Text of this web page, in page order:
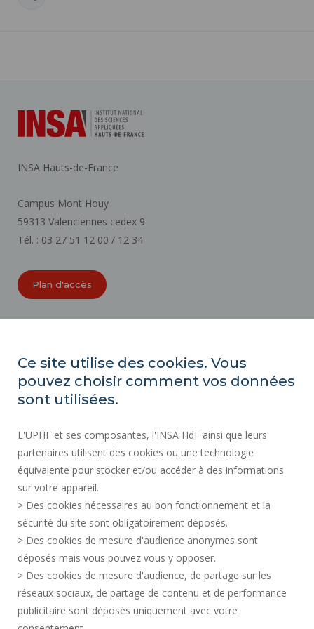
INSA Hauts-de-France
Campus Mont Houy
59313 Valenciennes cedex 9
Tél. : 03 27 51 12 00 / 12 34
Plan d'accès
PLAN DU SITE
DONNÉES PERSONNELLES
MARCHÉS PUBLICS
MENTIONS LÉGALES
CRÉDITS
ESPACE PRESSE
SERVICES PUBLICS +
CONTACTS
Ce site utilise des cookies. Vous
pouvez choisir comment vos données
sont utilisées.
L'UPHF et ses composantes, l'INSA HdF ainsi que leurs
partenaires utilisent des cookies ou une technologie
équivalente pour stocker et/ou accéder à des informations
sur votre appareil.
> Des cookies nécessaires au bon fonctionnement et la
sécurité du site sont obligatoirement déposés.
> Des cookies de mesure d'audience anonymes sont
déposés mais vous pouvez vous y opposer.
> Des cookies de mesure d'audience, de partage sur les
réseaux sociaux, de partage de contenu et de performance
publicitaire sont déposés uniquement avec votre